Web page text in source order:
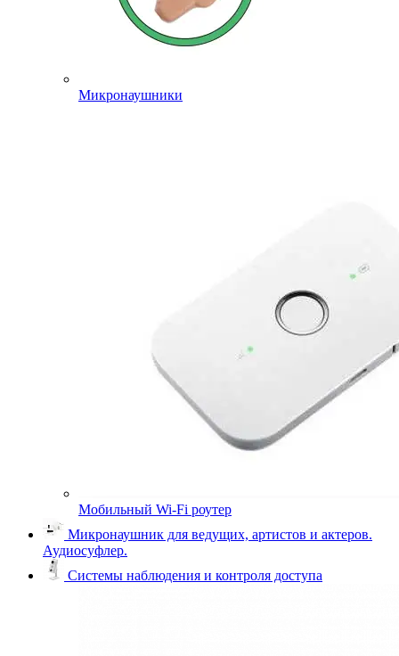
Микронаушники
Мобильный Wi-Fi роутер
Микронаушник для ведущих, артистов и актеров.
Аудиосуфлер.
Системы наблюдения и контроля доступа